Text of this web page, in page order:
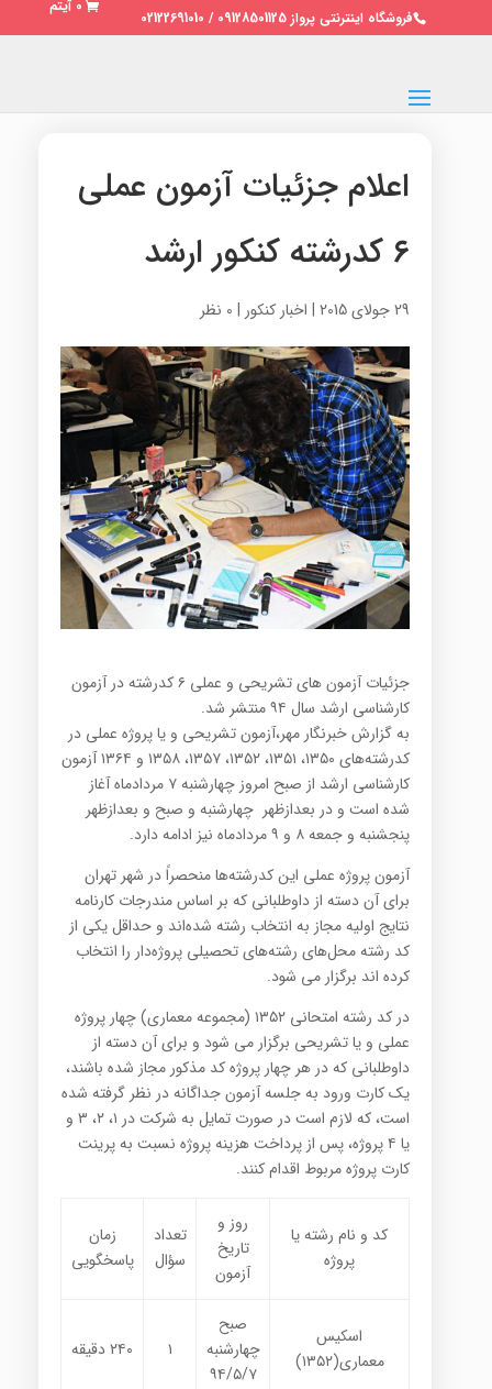
فروشگاه اینترنتی پرواز 09128501125 / 02122691010
0 آیتم
اعلام جزئیات آزمون عملی
۶ کدرشته کنکور ارشد
29 جولای 2015 | اخبار کنکور | 0 نظر
جزئیات آزمون های تشریحی و عملی ۶ کدرشته در آزمون
کارشناسی ارشد سال ۹۴ منتشر شد.
به گزارش خبرنگار مهر،آزمون تشریحی و یا پروژه عملی در
کدرشته‌های ۱۳۵۰، ۱۳۵۱، ۱۳۵۲، ۱۳۵۷، ۱۳۵۸ و ۱۳۶۴ آزمون
کارشناسی ارشد از صبح امروز چهارشنبه ۷ مردادماه آغاز
شده است و در بعدازظهر چهارشنبه و صبح و بعدازظهر
پنجشنبه و جمعه ۸ و ۹ مردادماه نیز ادامه دارد.
آزمون پروژه عملی این کدرشته‌ها منحصراً در شهر تهران
برای آن دسته از داوطلبانی که بر اساس مندرجات کارنامه
نتایج اولیه مجاز به انتخاب رشته شده‌اند و حداقل یکی از
کد رشته محل‌های رشته‌های تحصیلی پروژه‌دار را انتخاب
کرده اند برگزار می شود.
در کد رشته امتحانی ۱۳۵۲ (مجموعه معماری) چهار پروژه
عملی و یا تشریحی برگزار می شود و برای آن دسته از
داوطلبانی که در هر چهار پروژه کد مذکور مجاز شده باشند،
یک کارت ورود به جلسه آزمون جداگانه در نظر گرفته شده
است، که لازم است در صورت تمایل به شرکت در ۱، ۲، ۳ و
یا ۴ پروژه، پس از پرداخت هزینه پروژه‌ نسبت به پرینت
کارت پروژه مربوط اقدام کنند.
کد و نام رشته یا
پروژه
روز و
تاریخ
آزمون
تعداد
سؤال
زمان
پاسخگویی
اسکیس
معماری(۱۳۵۲)
صبح
چهارشنبه
۹۴/۵/۷
۱ ۲۴۰دقیقه